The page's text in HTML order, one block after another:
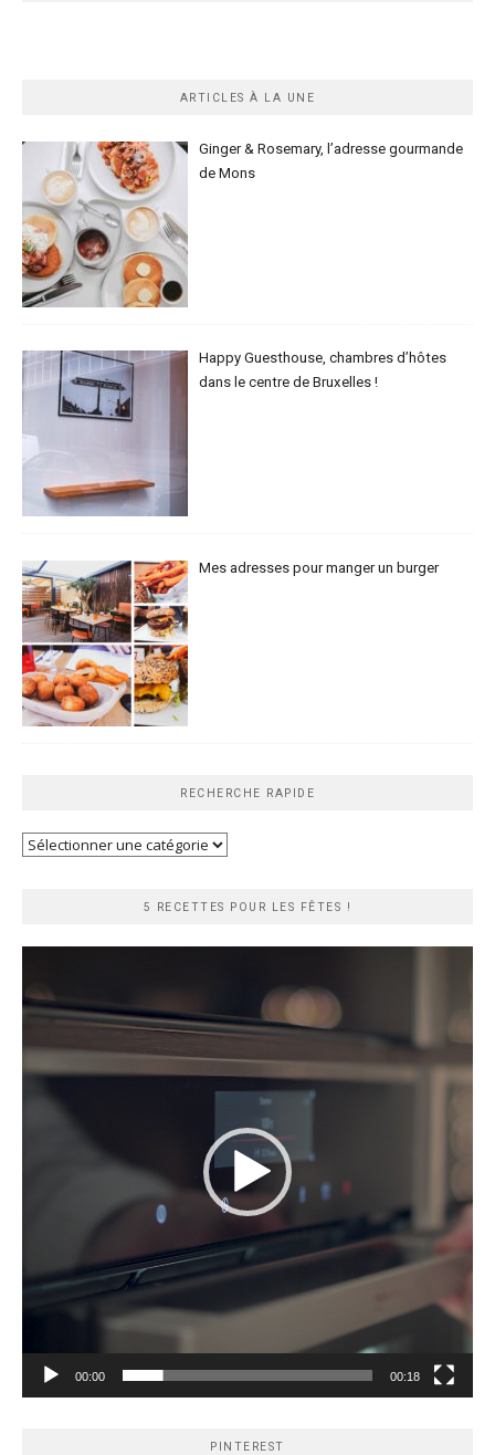
ARTICLES À LA UNE
Ginger & Rosemary, l’adresse gourmande
de Mons
Happy Guesthouse, chambres d’hôtes
dans le centre de Bruxelles !
Mes adresses pour manger un burger
RECHERCHE RAPIDE
Recherche
5 RECETTES POUR LES FÊTES !
00:00 00:18
PINTEREST